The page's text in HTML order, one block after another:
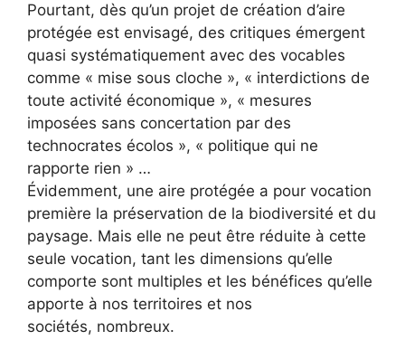
Pourtant, dès qu’un projet de création d’aire
protégée est envisagé, des critiques émergent
quasi systématiquement avec des vocables
comme « mise sous cloche », « interdictions de
toute activité économique », « mesures
imposées sans concertation par des
technocrates écolos », « politique qui ne
rapporte rien » …
Évidemment, une aire protégée a pour vocation
première la préservation de la biodiversité et du
paysage. Mais elle ne peut être réduite à cette
seule vocation, tant les dimensions qu’elle
comporte sont multiples et les bénéfices qu’elle
apporte à nos territoires et nos
sociétés, nombreux.